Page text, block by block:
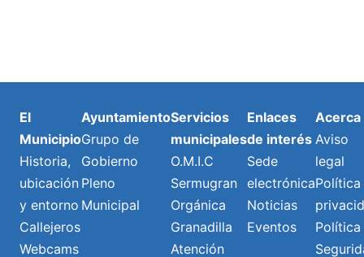
El
Municipio
Historia,
ubicación
y entorno
Callejeros
Webcams
Ayuntamiento
Grupo de
Gobierno
Pleno
Municipal
Servicios
municipales
O.M.I.C
Sermugran
Orgánica
Granadilla
Atención
Enlaces
de interés
Sede
electrónica
Noticias
Eventos
Acerca
Aviso
legal
Política
Política